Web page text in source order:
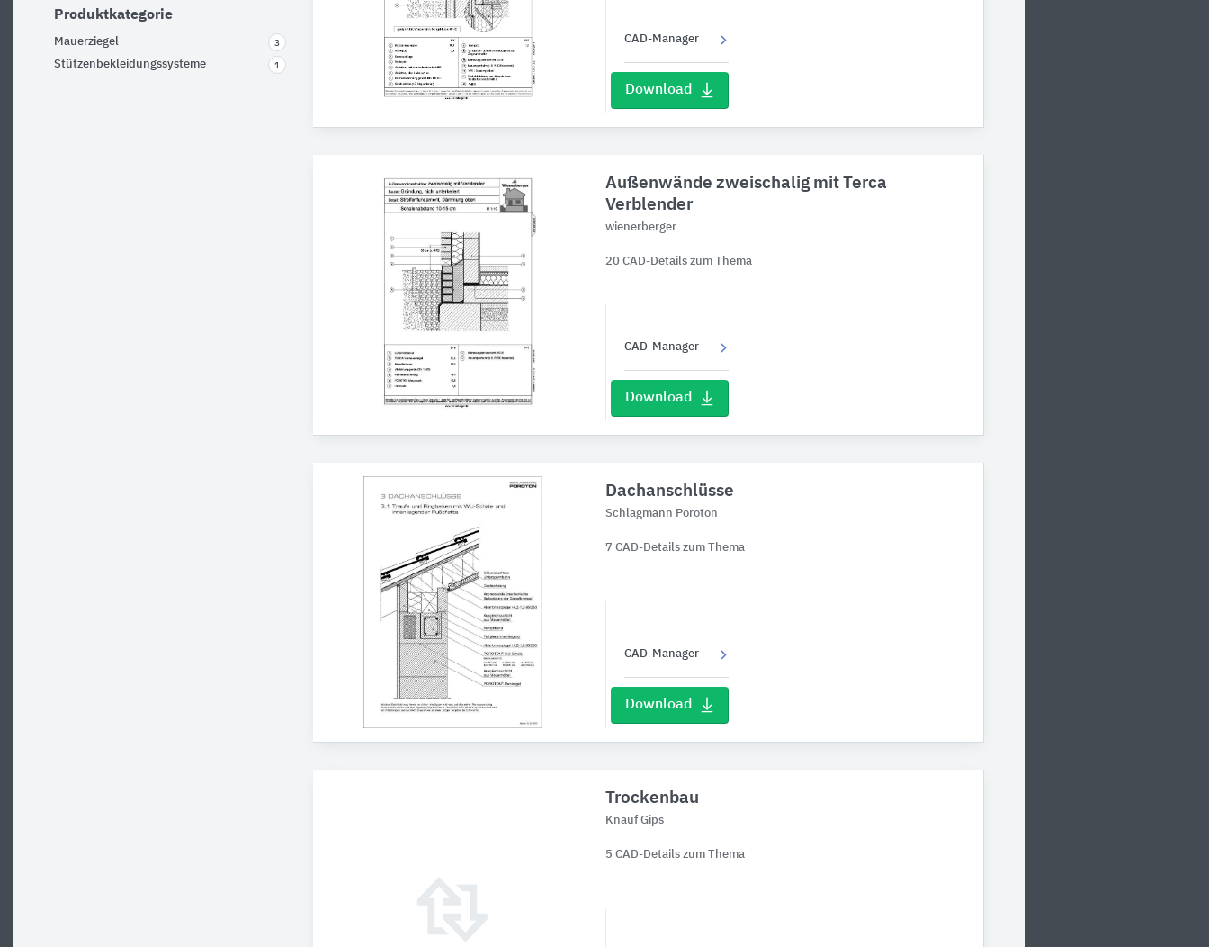
Produktkategorie
Mauerziegel 3
Stützenbekleidungssysteme 1
CAD-Manager
Download
Außenwände zweischalig mit Terca
Verblender
wienerberger
20 CAD-Details zum Thema
CAD-Manager
Download
Dachanschlüsse
Schlagmann Poroton
7 CAD-Details zum Thema
CAD-Manager
Download
Trockenbau
Knauf Gips
5 CAD-Details zum Thema